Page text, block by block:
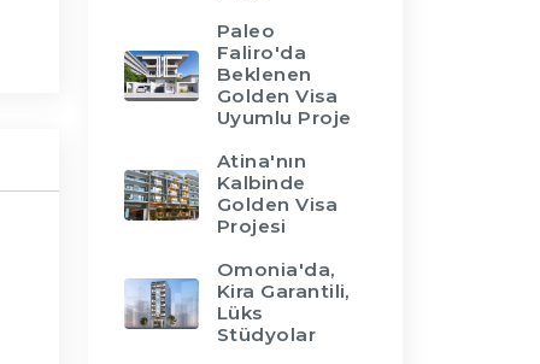
Paleo
Faliro'da
Beklenen
Golden Visa
Uyumlu Proje
Atina'nın
Kalbinde
Golden Visa
Projesi
Omonia'da,
Kira Garantili,
Lüks
Stüdyolar